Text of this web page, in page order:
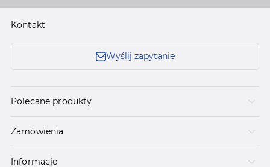
Kontakt
Wyślij zapytanie
Polecane produkty
Zamówienia
Informacje